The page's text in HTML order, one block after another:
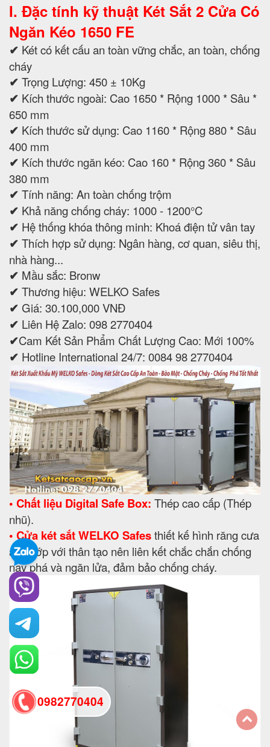
I. Đặc tính kỹ thuật Két Sắt 2 Cửa Có
Ngăn Kéo 1650 FE
✔ Két có kết cấu an toàn vững chắc, an toàn, chống
cháy
✔ Trọng Lượng: 450 ± 10Kg
✔ Kích thước ngoài: Cao 1650 * Rộng 1000 * Sâu *
650 mm
✔ Kích thước sử dụng: Cao 1160 * Rộng 880 * Sâu
400 mm
✔ Kích thước ngăn kéo: Cao 160 * Rộng 360 * Sâu
380 mm
✔ Tính năng: An toàn chống trộm
✔ Khả năng chống cháy: 1000 - 1200°C
✔ Hệ thống khóa thông minh: Khoá điện tử vân tay
✔ Thích hợp sử dụng: Ngân hàng, cơ quan, siêu thị,
nhà hàng...
✔ Mầu sắc: Bronw
✔ Thương hiệu: WELKO Safes
✔ Giá: 30.100,000 VNĐ
✔ Liên Hệ Zalo: 098 2770404
✔Cam Kết Sản Phẩm Chất Lượng Cao: Mới 100%
✔ Hotline International 24/7: 0084 98 2770404
• Chất liệu Digital Safe Box: Thép cao cấp (Thép
nhũ).
• Cửa két sắt WELKO Safesthiết kế hình răng cưa
ăn khớp với thân tạo nên liên kết chắc chắn chống
nạy phá và ngăn lửa, đảm bảo chống cháy.
0982770404